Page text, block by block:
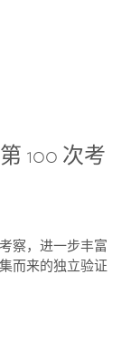
100 次考
察，进一步丰富
而来的独立验证